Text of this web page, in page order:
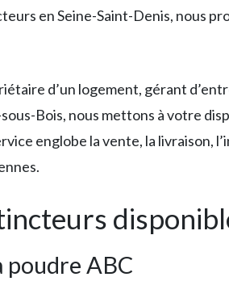
en Seine-Saint-Denis, nous
d’un logement, gérant
Bois, nous mettons à votre
englobe la vente, la livraison,
poudre ABC